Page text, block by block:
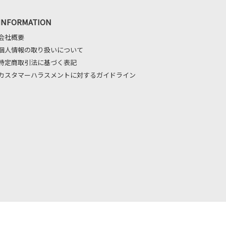
社概要
人情報の取り扱いについて
定商取引法に基づく表記
スタマーハラスメントに対するガイドライン